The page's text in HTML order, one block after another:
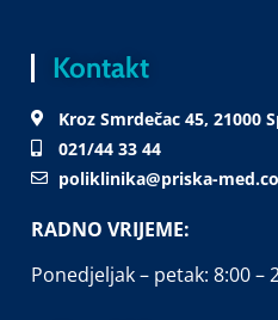
Kontakt
Kroz Smrdečac 45, 21000
021/44 33 44
poliklinika@priska-
RADNO VRIJEME:
Ponedjeljak – petak: 8:00 –